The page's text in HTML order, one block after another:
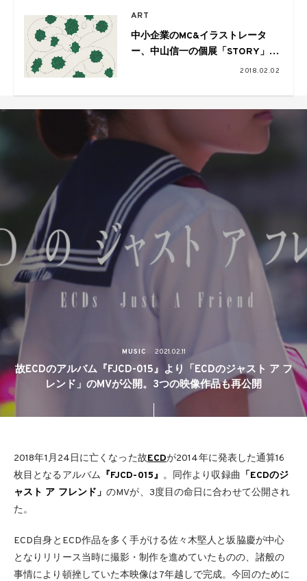
ART
中小企業のMC&イラストレータ
ー、中山信一の個展「STORY」が
2018.02.02
MUSIC 2021.02.11
故ECDのアルバム『FJCD-015』より「ECDのジャスト ア フ
レンド」のMVが公開。3つの映像作品も再公開
2018年1月24日に亡くなった故ECDが2014年に発表した通算16
枚目となるアルバム 『FJCD-015』 。同作より収録曲 「ECDのジ
ャスト ア フレンド」のMVが、3度目の命日に合わせて公開され
た。
ECD自身とECD作品を多く手がける佐々木堅人と坂脇慶が中心
となりリリース当時に撮影・制作を進めていたものの、諸般の
事情により頓挫していた本映像は7年越しで完成。今回のために